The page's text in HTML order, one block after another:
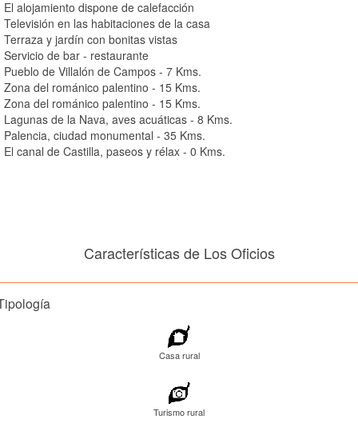
El alojamiento dispone de calefacción
Televisión en las habitaciones de la casa
Terraza y jardín con bonitas vistas
Servicio de bar - restaurante
Pueblo de Villalón de Campos - 7 Kms.
Zona del románico palentino - 15 Kms.
Zona del románico palentino - 15 Kms.
Lagunas de la Nava, aves acuáticas - 8 Kms.
Palencia, ciudad monumental - 35 Kms.
El canal de Castilla, paseos y rélax - 0 Kms.
Características de Los Oficios
Casa rural
Turismo rural